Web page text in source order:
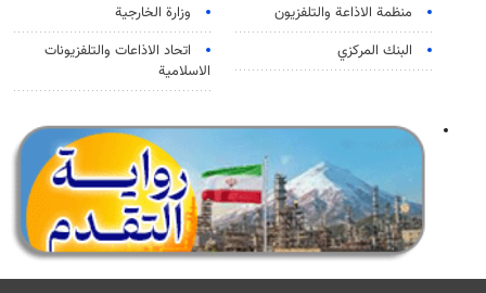
منظمة الاذاعة والتلفزیون
وزارة الخارجية
البنك المركزي
اتحاد الاذاعات والتلفزيونات
الاسلامية